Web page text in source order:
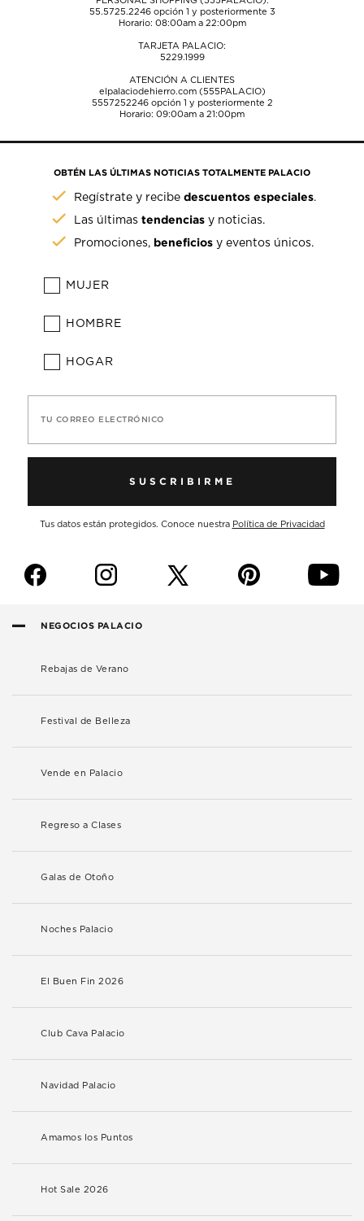
55.5725.2246opción 1 y posteriormente 3
Horario: 08:00am a 22:00pm
TARJETA PALACIO:
5229.1999
ATENCIÓN A CLIENTES
elpalaciodehierro.com (555PALACIO)
5557252246opción 1 y posteriormente 2
Horario: 09:00am a 21:00pm
OBTÉN LAS ÚLTIMAS NOTICIAS TOTALMENTE PALACIO
Regístrate y recibedescuentos especiales.
Las últimastendencias y noticias.
Promociones, beneficios y eventos únicos.
MUJER
HOMBRE
HOGAR
TU CORREO ELECTRÓNICO
SUSCRIBIRME
Tus datos están protegidos. Conoce nuestra Política de Privacidad
f i p y
NEGOCIOS PALACIO
Rebajas de Verano
Festival de Belleza
Vende en Palacio
Regreso a Clases
Galas de Otoño
Noches Palacio
El Buen Fin 2026
Club Cava Palacio
Navidad Palacio
Amamos los Puntos
Hot Sale 2026